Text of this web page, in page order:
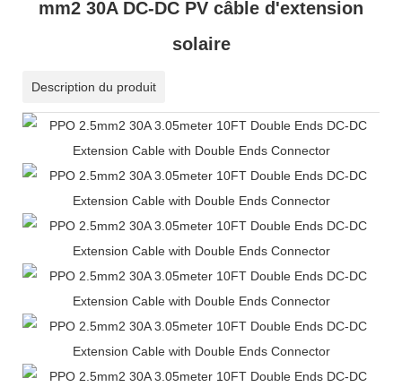
mm2 30A DC-DC PV câble d'extension
solaire
Description du produit